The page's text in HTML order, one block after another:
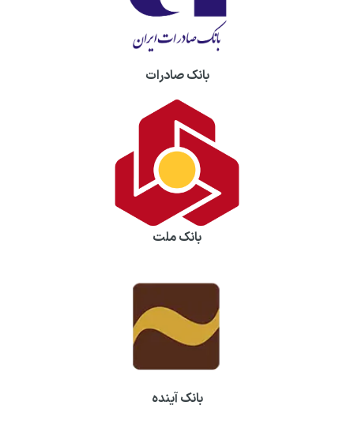
بانک صادرات
بانک ملت
بانک آینده